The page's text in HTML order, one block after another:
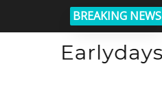
BREAKING NEWS